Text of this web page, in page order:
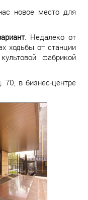
новое место для
. Недалеко от
ходьбы от станции
фабрикой
в бизнес-центре